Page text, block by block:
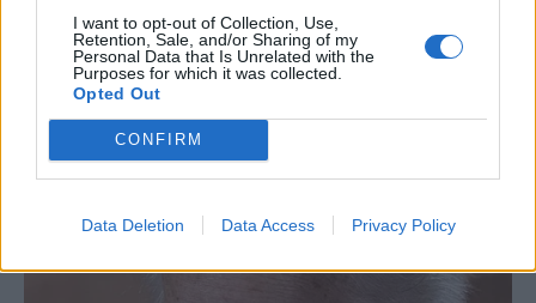
I want to opt-out of Collection, Use,
Retention, Sale, and/or Sharing of my
Personal Data that Is Unrelated with the
Purposes for which it was collected.
Opted Out
CONFIRM
Data Deletion Data Access Privacy Policy